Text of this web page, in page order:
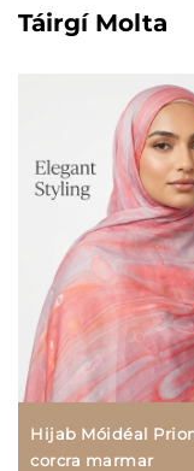
Táirgí Molta
Hijab Móidéal
corcra marmar